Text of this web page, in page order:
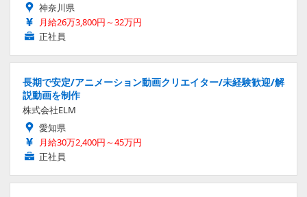
神奈川県
月給26万3,800円～32万円
正社員
長期で安定/アニメーション動画クリエイター/未経験歓迎/解
説動画を制作
株式会社ELM
愛知県
月給30万2,400円～45万円
正社員